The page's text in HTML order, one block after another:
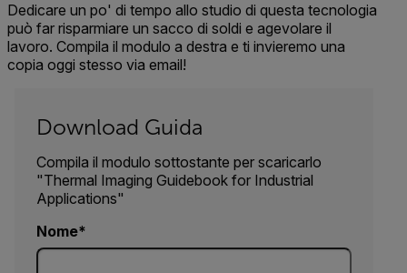
Dedicare un po' di tempo allo studio di questa tecnologia
può far risparmiare un sacco di soldi e agevolare il
lavoro. Compila il modulo a destra e ti invieremo una
copia oggi stesso via email!
Download Guida
Compila il modulo sottostante per scaricarlo
"Thermal Imaging Guidebook for Industrial
Applications"
Nome